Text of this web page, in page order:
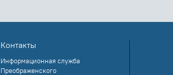
Контакты
Информационная служба
Преображенского